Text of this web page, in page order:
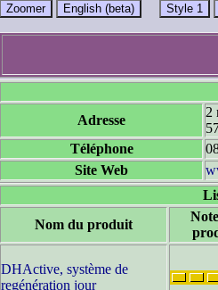
Adresse
2
Téléphone
Site Web
Nom du produit
DHActive, système de
regénération jour